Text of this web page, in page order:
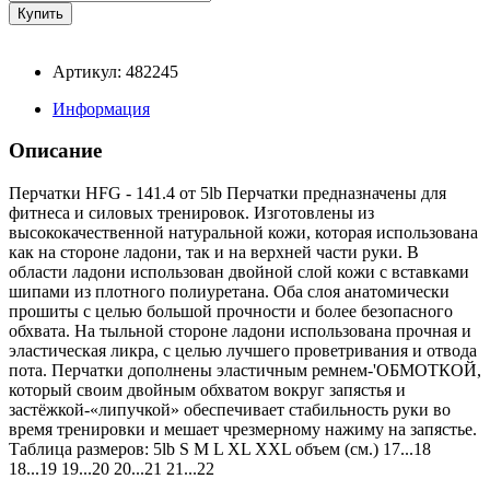
Артикул: 482245
Информация
Описание
Перчатки HFG - 141.4 от 5lb Перчатки предназначены для
фитнеса и силовых тренировок. Изготовлены из
высококачественной натуральной кожи, которая использована
как на стороне ладони, так и на верхней части руки. В
области ладони использован двойной слой кожи c вставками
шипами из плотного полиуретана. Оба слоя анатомически
прошиты с целью большой прочности и более безопасного
обхвата. На тыльной стороне ладони использована прочная и
эластическая ликра, с целью лучшего проветривания и отвода
пота. Перчатки дополнены эластичным ремнем-'ОБМОТКОЙ,
который своим двойным обхватом вокруг запястья и
застёжкой-«липучкой» обеспечивает стабильность руки во
время тренировки и мешает чрезмерному нажиму на запястье.
Таблица размеров: 5lb S M L XL XXL объем (см.) 17...18
18...19 19...20 20...21 21...22